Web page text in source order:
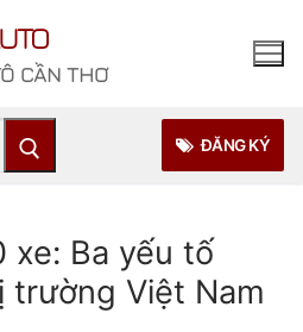
CẦN THƠ
ĐĂNG KÝ
xe: Ba yếu tố
trường Việt Nam